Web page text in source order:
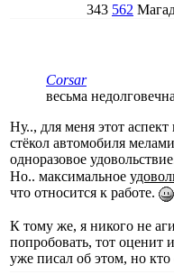
343 562
Corsar
весьма недолговечна
Ну.., для меня этот
стёкол автомобиля
одноразовое
Но.. максимальное
что относится к работе.
К тому же, я никого не
попробовать, тот оценит
уже писал об этом, но кто